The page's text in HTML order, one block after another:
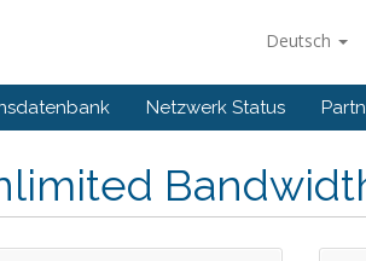
Deutsch
Netzwerk Status